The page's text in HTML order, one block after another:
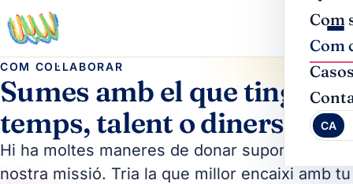
Com
Com
CA
COM COL·LABORAR
Sumes amb el que tinguis:
temps, talent o diners
Hi ha moltes maneres de donar suport a la
nostra missió. Tria la que millor encaixi amb tu